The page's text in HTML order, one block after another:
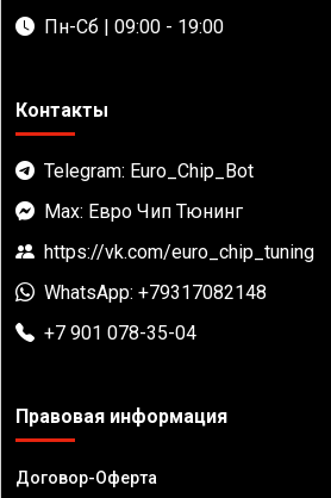
Пн-Сб | 09:00 - 19:00
Контакты
Telegram: Euro_Chip_Bot
Max: Евро Чип Тюнинг
https://vk.com/euro_chip_tuning
WhatsApp: +79317082148
+7 901 078-35-04
Правовая информация
Договор-Оферта